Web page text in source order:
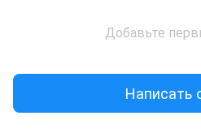
Добавьте
Написать